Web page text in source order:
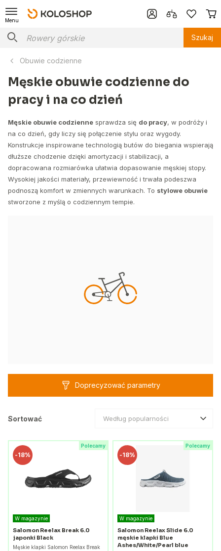
Menu
Szukaj
Obuwie codzienne
Męskie obuwie codzienne do
pracy i na co dzień
Męskie obuwie codzienne sprawdza się do pracy, w podróży i
na co dzień, gdy liczy się połączenie stylu oraz wygody.
Konstrukcje inspirowane technologią butów do biegania wspierają
dłuższe chodzenie dzięki amortyzacji i stabilizacji, a
dopracowana rozmiarówka ułatwia dopasowanie męskiej stopy.
Wysokiej jakości materiały, przewiewność i trwała podeszwa
podnoszą komfort w zmiennych warunkach. To stylowe obuwie
stworzone z myślą o codziennym tempie.
Doprecyzować parametry
Sortować Według popularności
Polecamy
-18%
W magazynie
Salomon Reelax Break 6.0
japonki Black
Męskie klapki Salomon Reelax Break
Polecamy
-18%
W magazynie
Salomon Reelax Slide 6.0
męskie klapki Blue
Ashes/White/Pearl blue